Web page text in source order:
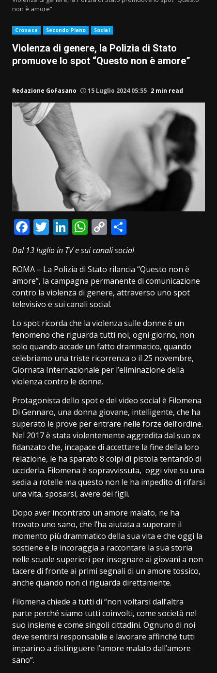
non è amore”
Cronaca Secondo Piano Social
Violenza di genere, la Polizia di Stato
promuove lo spot “Questo non è amore”
Redazione GoFasano 15 Luglio 2024 05:55 2 min read
Facebook
Twitter
LinkedIn
WhatsApp
Copy
Link
Dal 13 luglio in TV e sui canali social
ROMA – La Polizia di Stato rilancia “Questo non è
amore”, la campagna permanente di comunicazione
contro la violenza di genere, attraverso uno spot
televisivo e sui canali social.
Lo spot ricorda che la violenza sulle donne è un
fenomeno che riguarda tutti noi, ogni giorno, non
solo quando accade un fatto drammatico, quando
celebriamo una triste ricorrenza o il 25 novembre,
Giornata Internazionale per l’eliminazione della
violenza contro le donne.
Protagonista dello spot e del video social è Filomena
Di Gennaro, una donna giovane, intelligente, che ha
superato le prove per entrare nelle forze dell’ordine.
Nel 2017 è stata violentemente aggredita dal suo ex
fidanzato che, incapace di accettare la fine della loro
relazione, le ha sparato 8 colpi di pistola tentando di
ucciderla. Filomena è sopravvissuta, oggi vive su una
sedia a rotelle ma questo non le ha impedito di rifarsi
una vita, sposarsi, avere dei figli.
Dopo aver incontrato un amore malato, ne ha
trovato uno sano, che l’ha aiutata a superare il
momento più drammatico della sua vita e che oggi la
sostiene e la incoraggia a raccontare la sua storia
nelle scuole superiori per insegnare ai giovani a non
tacere di fronte ai primi segnali di un amore tossico,
anche quando non ci riguarda direttamente.
Filomena chiede a tutti di “non voltarsi dall’altra
parte perché siamo tutti coinvolti, come società nel
suo insieme e come singoli cittadini. Ognuno di noi
deve sentirsi responsabile e lavorare affinché tutti
imparino a distinguere l’amore malato dall’amore
sano”.